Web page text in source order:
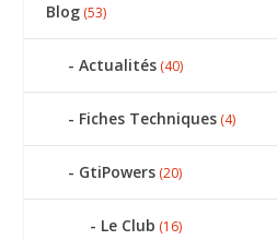
Blog (53)
Actualités (40)
Fiches Techniques (4)
GtiPowers (20)
Le Club (16)